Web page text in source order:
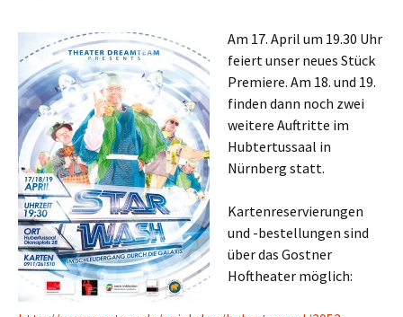
Am 17. April um 19.30 Uhr
feiert unser neues Stück
Premiere. Am 18. und 19.
finden dann noch zwei
weitere Auftritte im
Hubtertussaal in
Nürnberg statt.
Kartenreservierungen
und -bestellungen sind
über das Gostner
Hoftheater möglich: